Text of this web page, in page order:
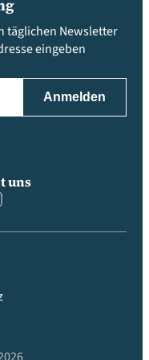
täglichen Newsletter
eingeben
uns